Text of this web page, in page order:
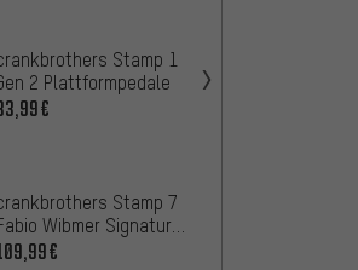
Stamp 1
2 Plattformpedale
Stamp 7
Wibmer Signature
Plattformpedale